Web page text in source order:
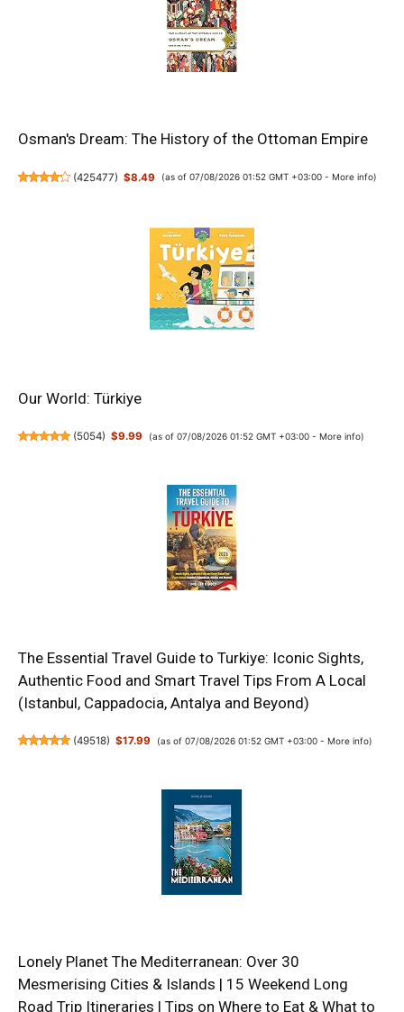
Osman's Dream: The History of the Ottoman Empire
(425477) $8.49 (as of 07/08/2026 01:52 GMT +03:00 - More info)
Our World: Türkiye
(5054) $9.99 (as of 07/08/2026 01:52 GMT +03:00 - More info)
The Essential Travel Guide to Turkiye: Iconic Sights,
Authentic Food and Smart Travel Tips From A Local
(Istanbul, Cappadocia, Antalya and Beyond)
(49518) $17.99 (as of 07/08/2026 01:52 GMT +03:00 - More info)
Lonely Planet The Mediterranean: Over 30
Mesmerising Cities & Islands | 15 Weekend Long
Road Trip Itineraries | Tips on Where to Eat & What to